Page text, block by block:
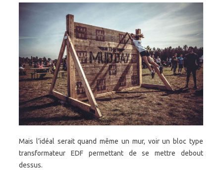
Mais l’idéal serait quand même un mur, voir un bloc type
transformateur EDF permettant de se mettre debout
dessus.